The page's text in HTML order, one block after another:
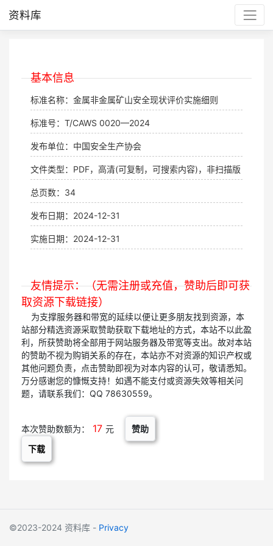
资料库
基本信息
标准名称：金属非金属矿山安全现状评价实施细则
标准号：T/CAWS 0020—2024
发布单位：中国安全生产协会
文件类型：PDF，高清(可复制，可搜索内容)，非扫描版
总页数：34
发布日期：2024-12-31
实施日期：2024-12-31
友情提示：（无需注册或充值，赞助后即可获
取资源下载链接）
为支撑服务器和带宽的延续以便让更多朋友找到资源，本
站部分精选资源采取赞助获取下载地址的方式，本站不以此盈
利，所获赞助将全部用于网站服务器及带宽等支出。故对本站
的赞助不视为购销关系的存在，本站亦不对资源的知识产权或
其他问题负责，点击赞助即视为对本内容的认可，敬请悉知。
万分感谢您的慷慨支持！如遇不能支付或资源失效等相关问
题，请联系我们：QQ 78630559。
本次赞助数额为： 17 元
赞助
下载
©2023-2024 资料库 - Privacy